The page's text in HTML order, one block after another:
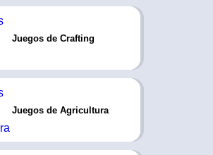
Juegos de Crafting
Juegos de Agricultura